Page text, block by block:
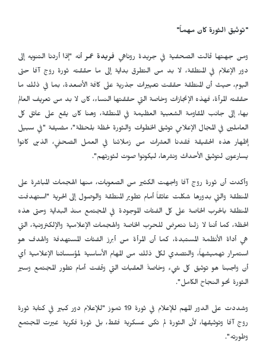
"توثيق الثورة كان مهماً"
ومن جهتها قالت الصحفية في جريدة روناهي فريدة عمرأنه "إذا أردنا التنويه إلى
دور الإعلام في المنطقة، لا بد من التطرق بداية إلى ما حققته ثورة روج آفا حتى
اليوم، حيث أن المنطقة حققت تغييرات جذرية على كافة الأصعدة، بما في ذلك ما
حققته المرأة، فهذه الإنجازات وخاصة التي حققتها النساء، كان لا بد من تعريف العالم
بها، إلى جانب المقاومة الشعبية العظيمة في المنطقة، وهنا كان يقع على عاتق كل
العاملين في المجال الإعلامي توثيق الخطوات والثورة لحظة بلحظة"، مضيفة "في سبيل
إظهار هذه الحقيقة فقدنا العشرات من زملائنا في العمل الصحفي، الذين كانوا
يسارعون لتوثيق الأحداث ونشرها، ليكونوا صوت لثورتهم".
وأكدت أن ثورة روج آفا واجهت الكثير من الصعوبات، منها الهجمات المباشرة على
المنطقة والتي بدورها شكلت عائقاً أمام تطوير المنطقة والوصول إلى الحرية "استهدفت
المنطقة بالحرب الخاصة على كل الفئات الموجودة في المجتمع منذ البداية وحتى هذه
الحظة، كما أننا لا زلنا نتعرض للحرب الخاصة والهجمات الإعلامية والإلكترونية، التي
هي أداة الأنظمة المستبدة، كما أن المرأة من أبرز الفئات المستهدفة والهدف هو
استمرار تهميشهاً، والتصدي لكل ذلك من المهام الأساسية لمؤسساتنا الإعلامية أي
أن واجبنا هو توثيق كل شيء وخاصةً العقبات التي وقفت أمام تطور المجتمع وسير
الثورة نحو النجاح الكامل".
وشددت على الدور المهم للإعلام في ثورة 19 تموز "للإعلام دور كبير في كتابة ثورة
روج آفا وتوثيقها، لأن الثورة لم تكن عسكرية فقط، بل ثورة فكرية غيرت المجتمع
وطورته".